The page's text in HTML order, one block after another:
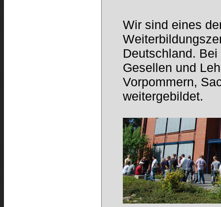
Wir sind eines
Deutschland.
Gesellen und
Vorpommern,
weitergebildet.